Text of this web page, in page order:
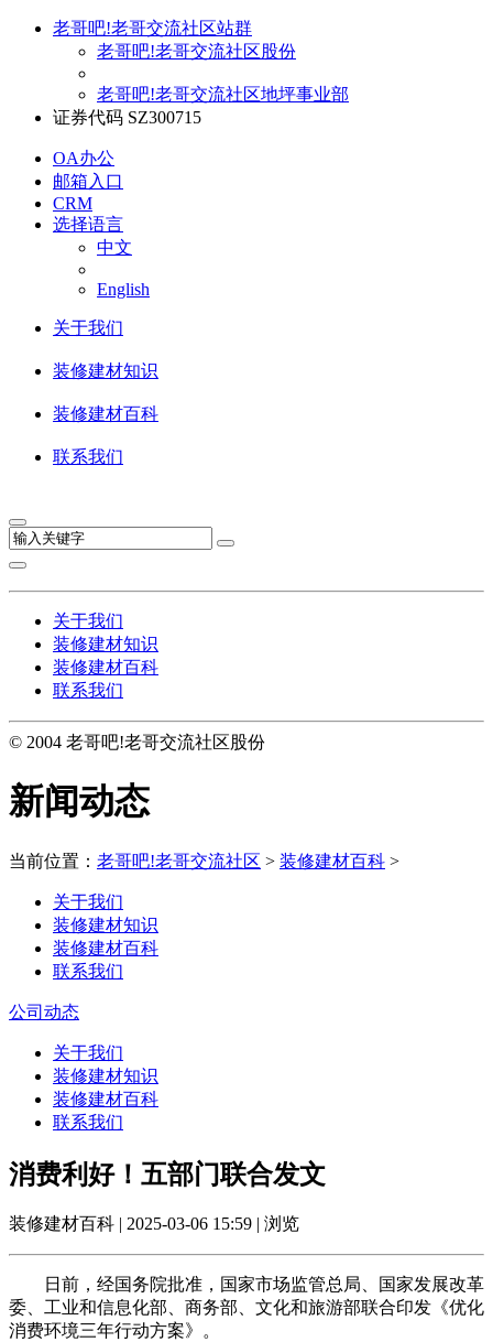
老哥吧!老哥交流社区站群
老哥吧!老哥交流社区股份
老哥吧!老哥交流社区地坪事业部
证券代码 SZ300715
OA办公
邮箱入口
CRM
选择语言
中文
English
关于我们
装修建材知识
装修建材百科
联系我们
关于我们
装修建材知识
装修建材百科
联系我们
© 2004 老哥吧!老哥交流社区股份
新闻动态
当前位置： 老哥吧!老哥交流社区 > 装修建材百科 >
关于我们
装修建材知识
装修建材百科
联系我们
公司动态
关于我们
装修建材知识
装修建材百科
联系我们
消费利好！五部门联合发文
装修建材百科 | 2025-03-06 15:59 | 浏览
日前，经国务院批准，国家市场监管总局、国家发展改革
委、工业和信息化部、商务部、文化和旅游部联合印发《优化
消费环境三年行动方案》。